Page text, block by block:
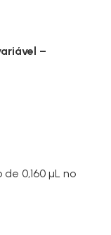
–
0,160 µL no